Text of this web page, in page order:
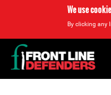
We use
By clicking any
Back
to
top